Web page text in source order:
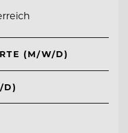
(M/W/D)
D)